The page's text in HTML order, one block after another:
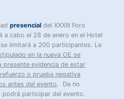
presencial del XXXIII Foro
a cabo el 28 de enero en el Hotel
limitará a 200 participantes. Le
en la nueva OE se
presente evidencia de estar
o prueba negativa
antes del evento. De no
podrá participar del evento.